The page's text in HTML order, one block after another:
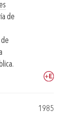
de
1985